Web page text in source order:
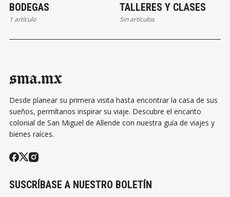
BODEGAS
1 artículo
TALLERES Y CLASES
Sin artículos
sma.mx
Desde planear su primera visita hasta encontrar la casa de sus
sueños, permítanos inspirar su viaje. Descubre el encanto
colonial de San Miguel de Allende con nuestra guía de viajes y
bienes raíces.
SUSCRÍBASE A NUESTRO BOLETÍN